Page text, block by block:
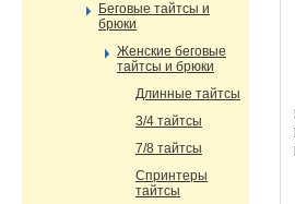
Беговые тайтсы и
брюки
Женские беговые
тайтсы и брюки
Длинные тайтсы
3/4 тайтсы
7/8 тайтсы
Спринтеры
тайтсы